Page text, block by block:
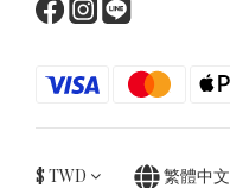
$ TWD 繁體中文